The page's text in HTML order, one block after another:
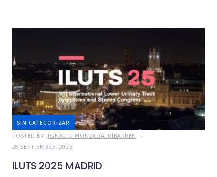
SIN CATEGORIZAR
POSTED BY: IGNACIO MONCADA IRIBARREN
28 SEPTIEMBRE, 2025
ILUTS 2025 MADRID